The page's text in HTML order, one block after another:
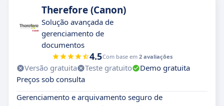
Therefore (Canon)
Solução avançada de
gerenciamento de
documentos
4.5Com base em 2 avaliações
Versão gratuita Teste gratuito
Demo gratuita
Preços sob consulta
Gerenciamento e arquivamento seguro de